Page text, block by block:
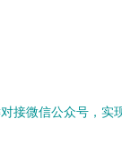
接微信公众号，实